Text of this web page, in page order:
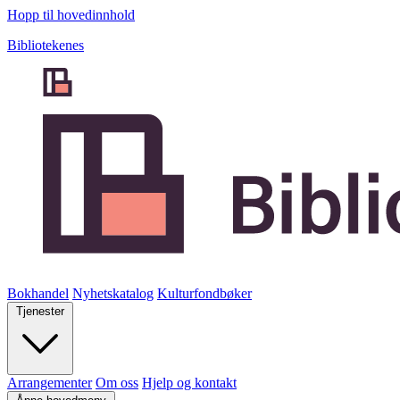
Hopp til hovedinnhold
Bibliotekenes
Bokhandel Nyhetskatalog Kulturfondbøker
Tjenester
Arrangementer Om oss Hjelp og kontakt